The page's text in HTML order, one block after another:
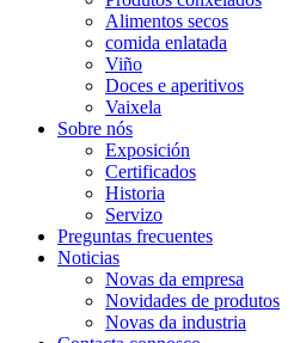
Alimentos secos
comida enlatada
Viño
Doces e aperitivos
Vaixela
Sobre nós
Exposición
Certificados
Historia
Servizo
Preguntas frecuentes
Noticias
Novas da empresa
Novidades de produtos
Novas da industria